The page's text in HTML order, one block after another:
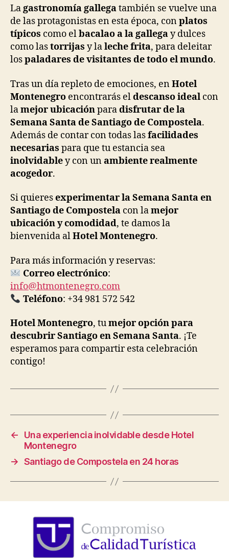
Lagastronomía gallegatambién se vuelve una
de las protagonistas en esta época, conplatos
típicos como elbacalao a la gallegay dulces
como lastorrijas y laleche frita, para deleitar
lospaladares de visitantes de todo el mundo.
Tras un día repleto de emociones, enHotel
Montenegro encontrarás eldescanso ideal con
lamejor ubicaciónparadisfrutar de la
Semana Santa de Santiago de Compostela.
Además de contar con todas lasfacilidades
necesarias para que tu estancia sea
inolvidabley con unambiente realmente
acogedor.
Si quieresexperimentar la Semana Santa en
Santiago de Compostela con lamejor
ubicación y comodidad, te damos la
bienvenida alHotel Montenegro.
Para más información y reservas:
Correo electrónico:
info@htmontenegro.com
Teléfono: +34 981 572 542
Hotel Montenegro, tumejor opción para
descubrir Santiago en Semana Santa. ¡Te
esperamos para compartir esta celebración
contigo!
←
Una experiencia inolvidable desde Hotel
Montenegro
→ Santiago de Compostela en 24 horas